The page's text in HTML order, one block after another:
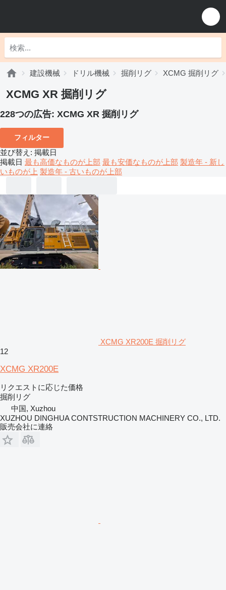
建設機械 ドリル機械 掘削リグ XCMG 掘削リグ
XCMG XR 掘削リグ
228つの広告: XCMG XR 掘削リグ
フィルター
並び替え : 掲載日
掲載日 最も高価なものが上部 最も安価なものが上部 製造年 - 新し
いものが上 製造年 - 古いものが上部
XCMG XR200E 掘削リグ
12
XCMG XR200E
リクエストに応じた価格
掘削リグ
中国, Xuzhou
XUZHOU DINGHUA CONTSTRUCTION MACHINERY CO., LTD.
販売会社に連絡